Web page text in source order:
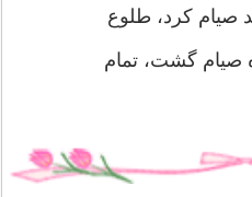
صیام کرد، طلوع
صیام گشت، تمام